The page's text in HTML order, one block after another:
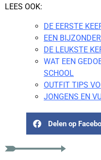
LEES OOK:
DE EERSTE
EEN
DE LEUKSTE
WAT EEN
SCHOOL
OUTFIT TIPS
JONGENS EN
Delen op